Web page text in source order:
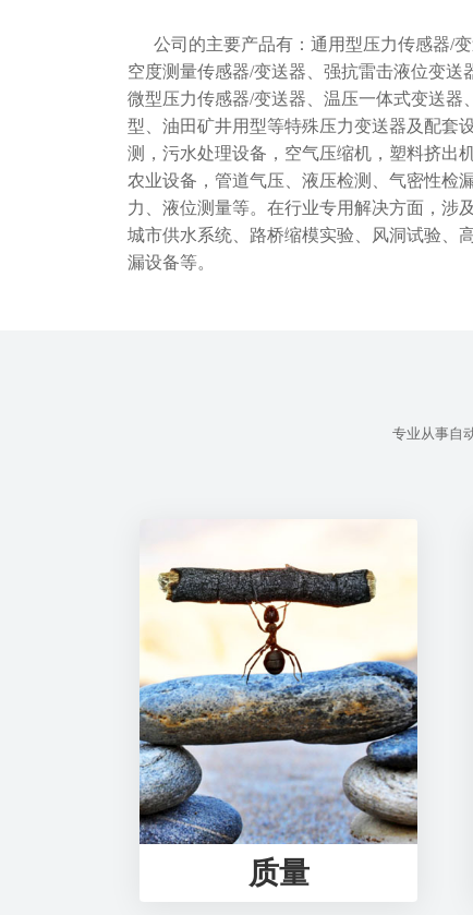
公司的主要产品有：通用型压力传感器/
空度测量传感器/变送器、强抗雷击液位变送
微型压力传感器/变送器、温压一体式变送器
型、油田矿井用型等特殊压力变送器及配套
测，污水处理设备，空气压缩机，塑料挤出
农业设备，管道气压、液压检测、气密性检
力、液位测量等。在行业专用解决方面，涉
城市供水系统、路桥缩模实验、风洞试验、
漏设备等。
专业从事自
质量